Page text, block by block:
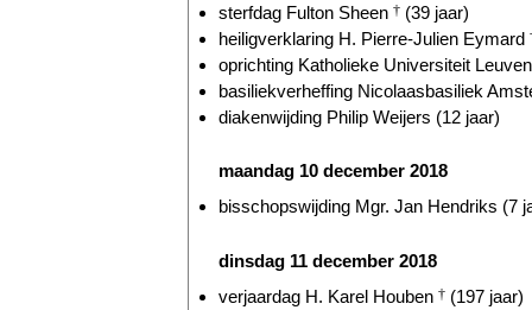
sterfdag Fulton Sheen † (39 jaar)
heiligverklaring H. Pierre-Julien Eymard
oprichting Katholieke Universiteit
basiliekverheffing Nicolaasbasiliek
diakenwijding Philip Weijers (12 jaar)
maandag 10 december 2018
bisschopswijding Mgr. Jan Hendriks (7
dinsdag 11 december 2018
verjaardag H. Karel Houben † (197 jaar)